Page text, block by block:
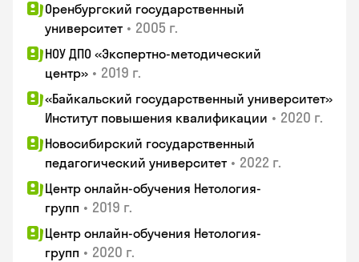
Оренбургский государственный
университет • 2005 г.
НОУ ДПО «Экспертно-методический
центр» • 2019 г.
«Байкальский государственный университет»
Институт повышения квалификации • 2020 г.
Новосибирский государственный
педагогический университет • 2022 г.
Центр онлайн-обучения Нетология-
групп • 2019 г.
Центр онлайн-обучения Нетология-
групп • 2020 г.